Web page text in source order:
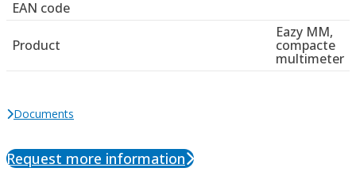
EAN code
Product
Eazy MM,
compacte
multimeter
Documents
Request more information